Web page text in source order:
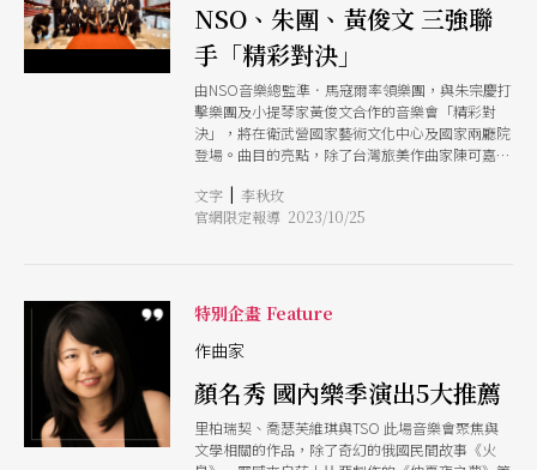
沃札克第8號交響曲之外，還有客家委員會委託創
作，由作曲家李元貞將客家山歌與美濃當地的搖籃
曲交織成交響曲的《美濃之道》。在客委會支持
下，作曲家也將樂曲二度修改，讓觀眾聽見更不一
樣的感受。此外，也將首演NSO樂無界計畫「一分
鐘交響曲作曲」中何昱辰的創作《莽原》。 去
（2023）年完成美、日巡演之後，NSO今年則將以
台灣愛樂（Taiwan Philharmonic）之名，以「來
自台灣」為名巡演。宣告記者會中，文化部長史哲
表示：「文化是展現台灣自明性的名片，也是我們
的靈魂，這次文化部以『文化黑潮計畫』支持NSO
演，可說是文化奧運前的暖身賽，也是最關鍵的一
場音樂之旅。期待台灣在國際擁有最大能見度的此
刻，讓世界看見台灣在科技以外，文化將成為溫暖
全世界的暖流。」
NSO、朱團、黃俊文 三強聯
手「精彩對決」
由NSO音樂總監準．馬寇爾率領樂團，與朱宗慶打
擊樂團及小提琴家黃俊文合作的音樂會「精彩對
決」，將在衛武營國家藝術文化中心及國家兩廳院
登場。曲目的亮點，除了台灣旅美作曲家陳可嘉及
託創作外，還有韓國作曲家陳銀淑的作品，共有3
首亞洲首演。下半場則分別演奏兩位俄國作曲家的
代作品，這還不是一個當代音樂節。」因此節目相
當有可看性。 小提琴家黃俊文透露：「（自己）
學了7年的打擊樂奠定了我人生中很重要的基礎，
提琴與擊樂四重奏《古⽊幽情》，他有感而發：
象徵台灣的命運，樹木對我們來說如同庇蔭。年紀
稍長後，新音樂是我想做的事，也是我想加強琢磨
文字 | 李秋玫
官網限定報導 2023/10/25
特別企畫 Feature
作曲家
顏名秀 國內樂季演出5大推薦
里柏瑞契、喬瑟芙維琪與TSO 此場音樂會聚焦與
文學相關的作品，除了奇幻的俄國民間故事《火